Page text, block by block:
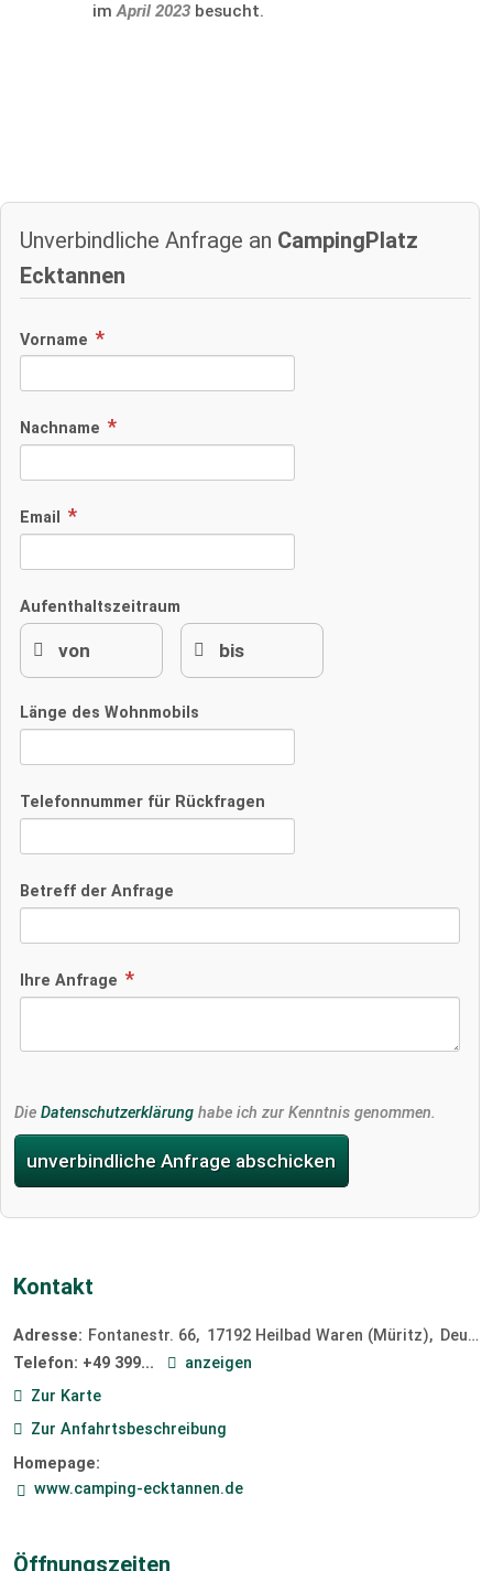
im April 2023 besucht.
Unverbindliche Anfrage an CampingPlatz
Ecktannen
Vorname
Nachname
Email
Aufenthaltszeitraum
Länge des Wohnmobils
Telefonnummer für Rückfragen
Betreff der Anfrage
Ihre Anfrage
Die Datenschutzerklärung habe ich zur Kenntnis genommen.
unverbindliche Anfrage abschicken
Kontakt
Adresse: Fontanestr. 66 17192 Heilbad Waren (Müritz)
Deutschland
Telefon: +49 399...
anzeigen
Zur Karte
Zur Anfahrtsbeschreibung
Homepage:
www.camping-ecktannen.de
Öffnungszeiten